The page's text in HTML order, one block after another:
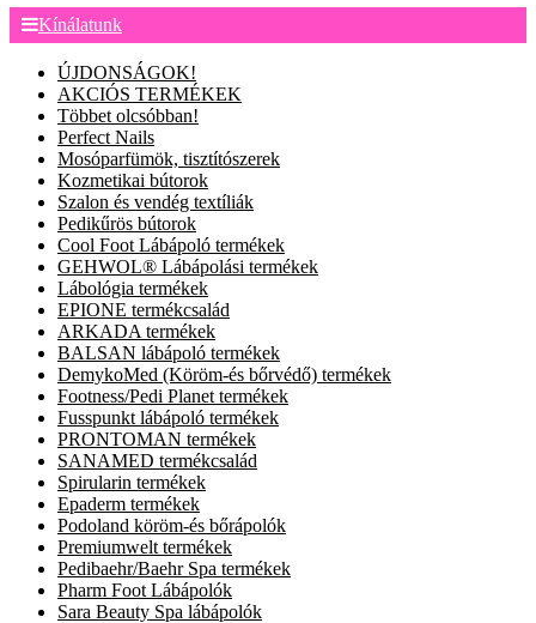
Kínálatunk
ÚJDONSÁGOK!
AKCIÓS TERMÉKEK
Többet olcsóbban!
Perfect Nails
Mosóparfümök, tisztítószerek
Kozmetikai bútorok
Szalon és vendég textíliák
Pedikűrös bútorok
Cool Foot Lábápoló termékek
GEHWOL® Lábápolási termékek
Lábológia termékek
EPIONE termékcsalád
ARKADA termékek
BALSAN lábápoló termékek
DemykoMed (Köröm-és bőrvédő) termékek
Footness/Pedi Planet termékek
Fusspunkt lábápoló termékek
PRONTOMAN termékek
SANAMED termékcsalád
Spirularin termékek
Epaderm termékek
Podoland köröm-és bőrápolók
Premiumwelt termékek
Pedibaehr/Baehr Spa termékek
Pharm Foot Lábápolók
Sara Beauty Spa lábápolók